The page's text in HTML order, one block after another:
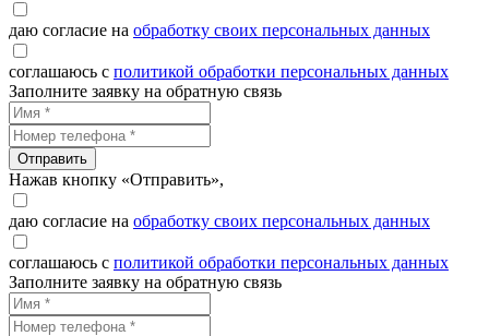
даю согласие на обработку своих персональных данных
соглашаюсь с политикой обработки персональных данных
Заполните заявку на обратную связь
Отправить
Нажав кнопку «Отправить»,
даю согласие на обработку своих персональных данных
соглашаюсь с политикой обработки персональных данных
Заполните заявку на обратную связь